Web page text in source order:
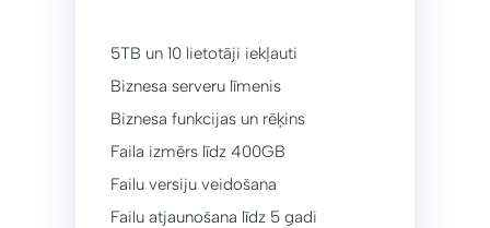
5TB un 10 lietotāji iekļauti
Biznesa serveru līmenis
Biznesa funkcijas un rēķins
Faila izmērs līdz 400GB
Failu versiju veidošana
Failu atjaunošana līdz 5 gadi